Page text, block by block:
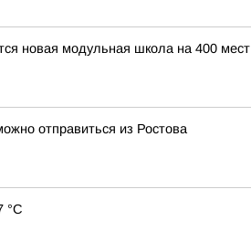
новая модульная школа на 400 мест
отправиться из Ростова
°C